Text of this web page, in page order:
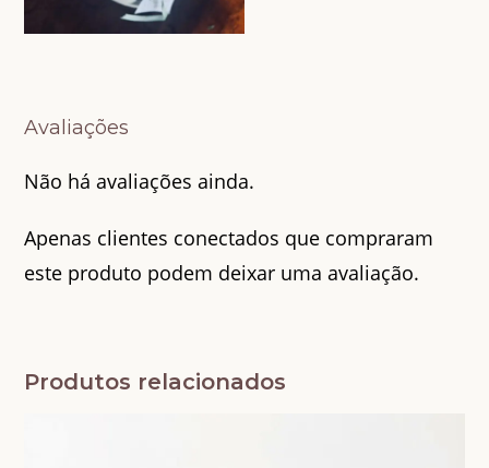
Avaliações
Não há avaliações ainda.
Apenas clientes conectados que compraram
este produto podem deixar uma avaliação.
Produtos relacionados